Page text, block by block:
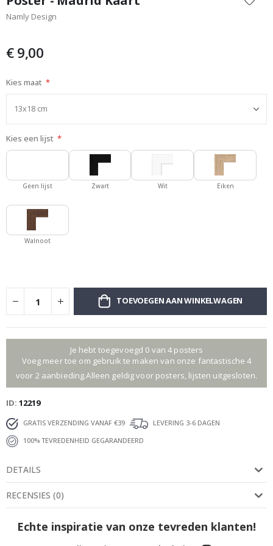
het
begin
afbeeldingen-
Namly Design
€ 9,00
Kies maat
Kies een lijst
Geen lijst Zwart Wit Eiken
Walnoot
TOEVOEGEN AAN WINKELWAGEN
Je hebt toegevoegd 0 van 4 posters
Voeg meer toe om gebruik te maken van onze fantastische 4
voor 2 aanbieding.Alleen geldig voor posters, lijsten uitgesloten.
ID 12219
GRATIS VERZENDING VANAF €39
LEVERING 3-6 DAGEN
100% TEVREDENHEID GEGARANDEERD
DETAILS
RECENSIES (0)
Echte inspiratie van onze tevreden klanten!